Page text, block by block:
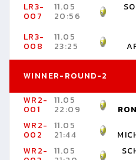
LR3-
007
11.05
20:56
LR3-
008
11.05
23:25
WINNER-ROUND-2
WR2-
001
11.05
22:09
WR2-
002
11.05
21:44
WR2-
11.05